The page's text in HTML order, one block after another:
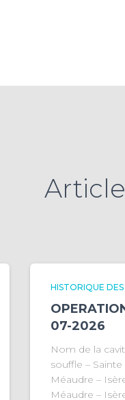
HISTORIQUE
07-2026
Nom de la
souffle –
Méaudre –
Méaudre –